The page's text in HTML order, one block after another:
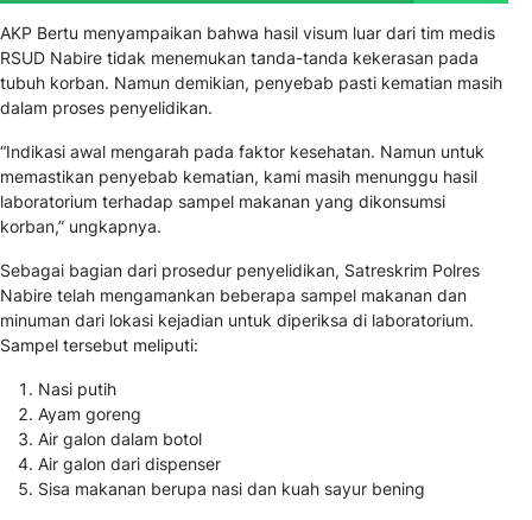
AKP Bertu menyampaikan bahwa hasil visum luar dari tim medis
RSUD Nabire tidak menemukan tanda-tanda kekerasan pada
tubuh korban. Namun demikian, penyebab pasti kematian masih
dalam proses penyelidikan.
“Indikasi awal mengarah pada faktor kesehatan. Namun untuk
memastikan penyebab kematian, kami masih menunggu hasil
laboratorium terhadap sampel makanan yang dikonsumsi
korban,” ungkapnya.
Sebagai bagian dari prosedur penyelidikan, Satreskrim Polres
Nabire telah mengamankan beberapa sampel makanan dan
minuman dari lokasi kejadian untuk diperiksa di laboratorium.
Sampel tersebut meliputi:
Nasi putih
Ayam goreng
Air galon dalam botol
Air galon dari dispenser
Sisa makanan berupa nasi dan kuah sayur bening